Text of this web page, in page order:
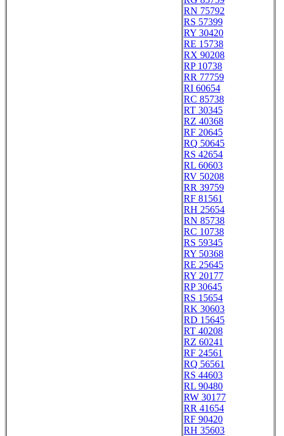
RN 75792
RS 57399
RY 30420
RE 15738
RX 90208
RP 10738
RR 77759
RI 60654
RC 85738
RT 30345
RZ 40368
RF 20645
RQ 50645
RS 42654
RL 60603
RV 50208
RR 39759
RF 81561
RH 25654
RN 85738
RC 10738
RS 59345
RY 50368
RE 25645
RY 20177
RP 30645
RS 15654
RK 30603
RD 15645
RT 40208
RZ 60241
RF 24561
RQ 56561
RS 44603
RL 90480
RW 30177
RR 41654
RF 90420
RH 35603